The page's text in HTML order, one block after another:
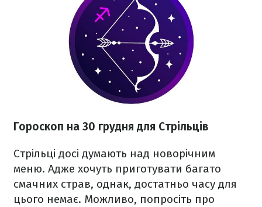
Гороскоп на 30 грудня для Стрільців
Стрільці досі думають над новорічним
меню. Адже хочуть приготувати багато
смачних страв, однак, достатньо часу для
цього немає. Можливо, попросіть про